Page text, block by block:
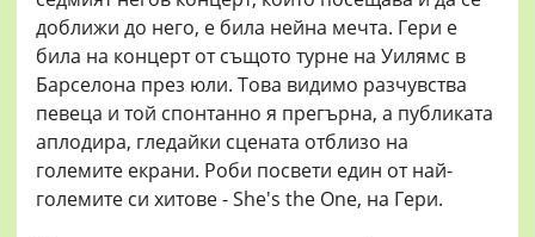
доближи до него, е била нейна мечта. Гери е
била на концерт от същото турне на Уилямс в
Барселона през юли. Това видимо разчувства
певеца и той спонтанно я прегърна, а публиката
аплодира, гледайки сцената отблизо на
големите екрани. Роби посвети един от най-
големите си хитове - She's the One, на Гери.